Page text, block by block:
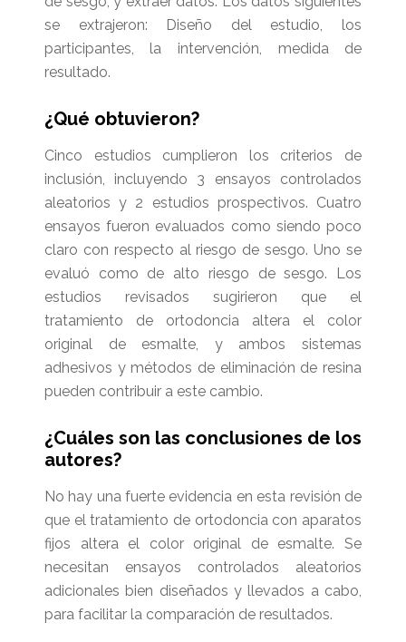
se extrajeron: Diseño del estudio, los
participantes, la intervención, medida de
resultado.
¿Qué obtuvieron?
Cinco estudios cumplieron los criterios de
inclusión, incluyendo 3 ensayos controlados
aleatorios y 2 estudios prospectivos. Cuatro
ensayos fueron evaluados como siendo poco
claro con respecto al riesgo de sesgo. Uno se
evaluó como de alto riesgo de sesgo. Los
estudios revisados sugirieron que el
tratamiento de ortodoncia altera el color
original de esmalte, y ambos sistemas
adhesivos y métodos de eliminación de resina
pueden contribuir a este cambio.
¿Cuáles son las conclusiones de los
autores?
No hay una fuerte evidencia en esta revisión de
que el tratamiento de ortodoncia con aparatos
fijos altera el color original de esmalte. Se
necesitan ensayos controlados aleatorios
adicionales bien diseñados y llevados a cabo,
para facilitar la comparación de resultados.